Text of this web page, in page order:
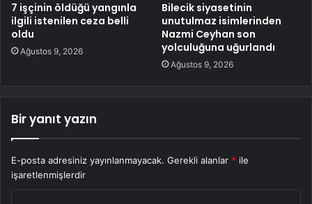
7 işçinin öldüğü yangınla
ilgili istenilen ceza belli
oldu
Ağustos 9, 2026
Bilecik siyasetinin
unutulmaz isimlerinden
Nazmi Ceyhan son
yolculuğuna uğurlandı
Ağustos 9, 2026
Bir yanıt yazın
E-posta adresiniz yayınlanmayacak. Gerekli alanlar * ile
işaretlenmişlerdir